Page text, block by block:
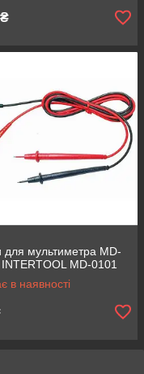
₴
мультиметра MD-
MD-0101
в наявності